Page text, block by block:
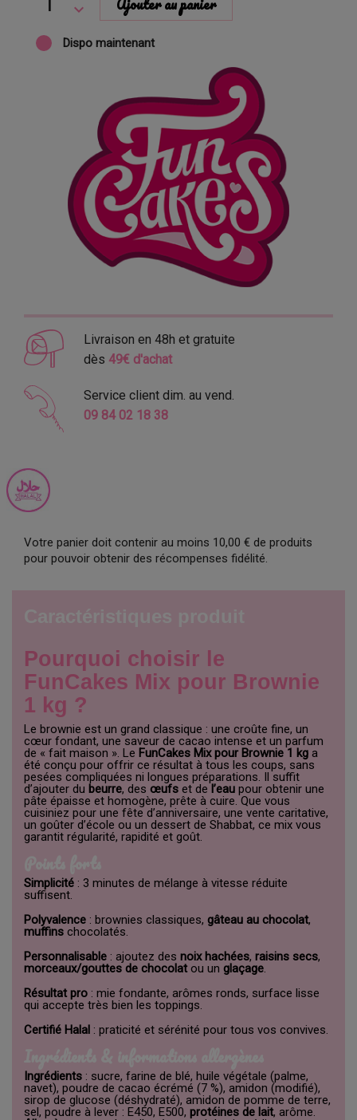
Dispo maintenant
Livraison en 48h et gratuite
dès 49€ d'achat
Service client dim. au vend.
09 84 02 18 38
Votre panier doit contenir au moins 10,00 € de produits
pour pouvoir obtenir des récompenses fidélité.
Pourquoi choisir le
FunCakes Mix pour Brownie
1 kg ?
Le brownie est un grand classique : une croûte fine, un
cœur fondant, une saveur de cacao intense et un parfum
de « fait maison ». Le FunCakes Mix pour Brownie 1 kg a
été conçu pour offrir ce résultat à tous les coups, sans
pesées compliquées ni longues préparations. Il suffit
d’ajouter du beurre, des œufs et de l’eau pour obtenir une
pâte épaisse et homogène, prête à cuire. Que vous
cuisiniez pour une fête d’anniversaire, une vente caritative,
un goûter d’école ou un dessert de Shabbat, ce mix vous
garantit régularité, rapidité et goût.
Simplicité : 3 minutes de mélange à vitesse réduite
suffisent.
Polyvalence : brownies classiques, gâteau au chocolat,
muffins chocolatés.
Personnalisable : ajoutez des noix hachées, raisins secs,
morceaux/gouttes de chocolatou un glaçage
Résultat pro : mie fondante, arômes ronds, surface lisse
qui accepte très bien les toppings.
Certifié Halal : praticité et sérénité pour tous vos convives.
Ingrédients : sucre, farine de blé, huile végétale (palme,
navet), poudre de cacao écrémé (7 %), amidon (modifié),
sirop de glucose (déshydraté), amidon de pomme de terre,
sel, poudre à lever : E450, E500, protéines de lait, arôme.